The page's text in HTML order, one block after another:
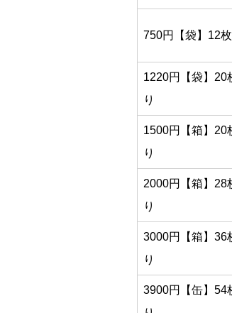
750円【袋】12枚
1220円【袋】20
り
1500円【箱】20
り
2000円【箱】28
り
3000円【箱】36
り
3900円【缶】54